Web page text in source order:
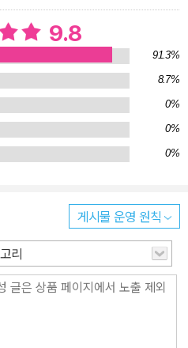
육 과정에 맞춰 목차를 구성하고
였습니다. 여기에 교과서에는 없지
나 최신 연구, 우리나라 관련 정보
이들의 과학 궁금
던지는 엉뚱한 질문들은 그 자체
집팀은 기획 단계에서 설문 조사를
는 질문들을 받았습니다. 그중 아
들이 가장 궁금해하는 과학 질문은
을 바탕으로 구성된 재미있는 액티
하여 별자리 만들기, 우주인 훈련
알아맞히기, 우리 은하에서 미로 찾
. 부록으로 흔한남매와 강아지 엄
9.8
91.3%
8.7%
0%
0%
0%
게시물 운영 원칙
리